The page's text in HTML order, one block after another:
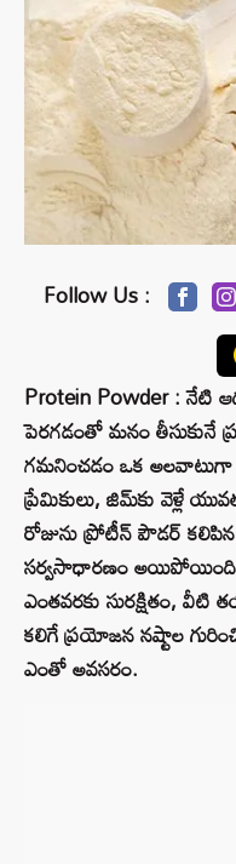
Follow Us :
Protein Powder : నేటి
పెరగడంతో మనం తీసుకునే
గమనించడం ఒక
ప్రేమికులు, జిమ్‌కు వెళ్లే
రోజును ప్రోటీన్ పౌడర్
సర్వసాధారణం అయిపోయింది.
ఎంతవరకు సురక్షితం, వీటి
కలిగే ప్రయోజన నష్టాల
ఎంతో అవసరం.